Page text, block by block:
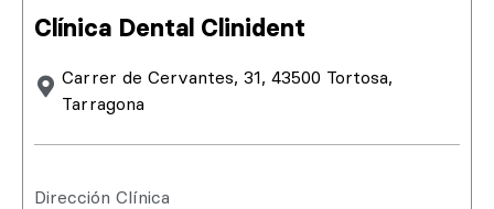
Clínica Dental Clinident
Carrer de Cervantes, 31, 43500 Tortosa,
Tarragona
Dirección Clínica